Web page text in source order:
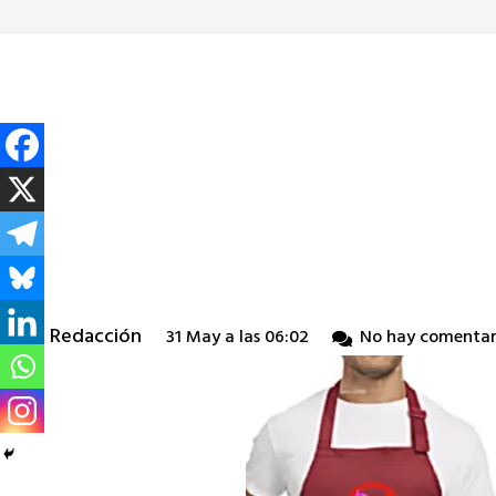
Redacción 31 May a las 06:02 No hay